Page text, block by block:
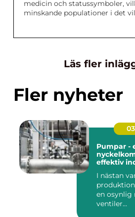
medicin och statussymboler,
minskande populationer i det
Läs fler
Fler nyheter
Pumpar -
effektiv
I nästan
en osynlig
ventiler...